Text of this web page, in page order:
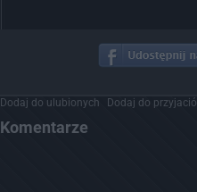
Dodaj do ulubionych Dodaj do przyjaciół
Komentarze